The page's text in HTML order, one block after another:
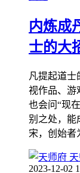
内炼成
士的大
凡提起道士
视作品、游
也会问“现
别之处，能
宋，创始者
2023-12-02